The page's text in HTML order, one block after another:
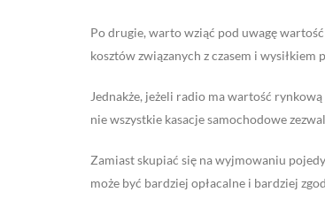
Po drugie, warto wziąć pod uwagę
kosztów związanych z czasem i
Jednakże, jeżeli radio ma wartość
nie wszystkie kasacje samochodowe
Zamiast skupiać się na wyjmowaniu
może być bardziej opłacalne i bardziej